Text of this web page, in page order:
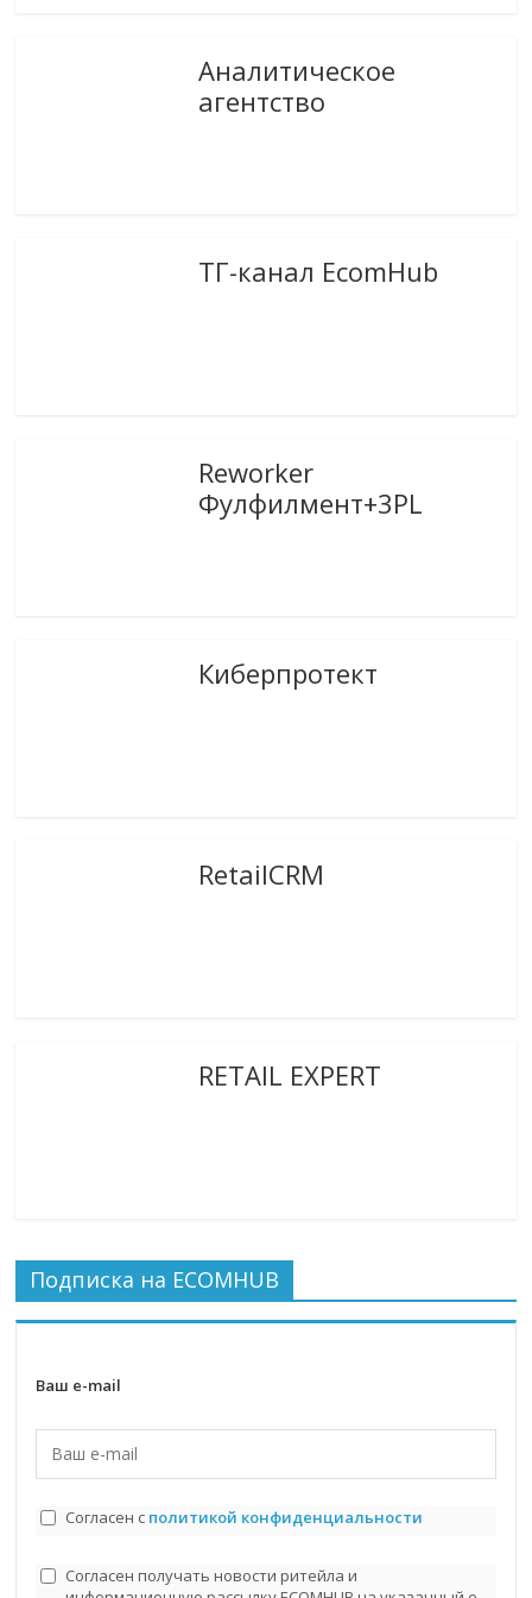
Аналитическое
агентство
ТГ-канал EcomHub
Reworker
Фулфилмент+3PL
Киберпротект
RetailCRM
RETAIL EXPERT
Подписка на ECOMHUB
Ваш e-mail
Согласен с политикой конфиденциальности
Согласен получать новости ритейла и